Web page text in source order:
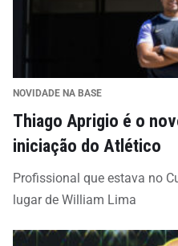
NOVIDADE NA BASE
Thiago Aprigio é o
iniciação do Atlético
Profissional que estava no
lugar de William Lima